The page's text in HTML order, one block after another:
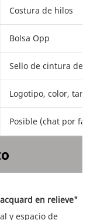
Costura de hilos
Bolsa Opp
Sello de cintura de
Logotipo, color,
Posible (chat por